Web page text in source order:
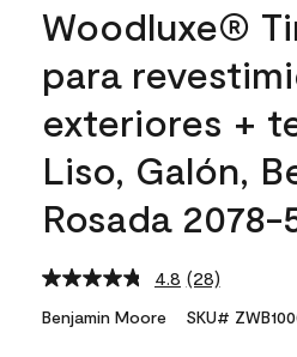
Woodluxe®
para
exteriores +
Liso, Galón,
Rosada 2078-
4.8 Read
Reviews.
(28)
Benjamin Moore SKU#